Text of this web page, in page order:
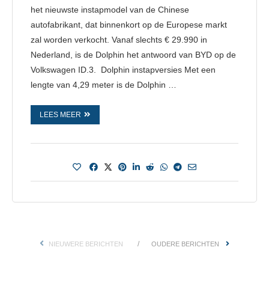
het nieuwste instapmodel van de Chinese
autofabrikant, dat binnenkort op de Europese markt
zal worden verkocht. Vanaf slechts € 29.990 in
Nederland, is de Dolphin het antwoord van BYD op de
Volkswagen ID.3. Dolphin instapversies Met een
lengte van 4,29 meter is de Dolphin …
LEES MEER
NIEUWERE BERICHTEN OUDERE BERICHTEN